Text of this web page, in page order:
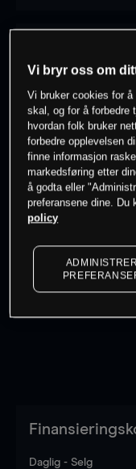
0% av
Daglig - Selg
Vi bryr oss om
Vi bruker cookies for
skal, og for å forbedre
hvordan folk bruker
forbedre opplevelsen
finne informasjon
markedsføring etter
å godta eller
preferansene dine. Du
policy
ADMINISTRER